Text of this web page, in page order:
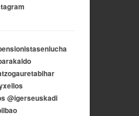
@igerseuskadi